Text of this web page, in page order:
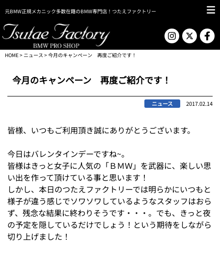
元BMW正規メカニック多数在籍のBMW専門店！つたえファクトリー
HOME> ニュース > 今月のキャンペーン 再度ご紹介です！
今月のキャンペーン 再度ご紹介です！
ニュース 2017.02.14
皆様、いつもご利用頂き誠にありがとうございます。
今日はバレンタインデーですね~。
皆様はきっと女子に人気の「ＢＭＷ」を武器に、楽しい思
い出を作って頂けている事と思います！
しかし、本日のつたえファクトリーでは明らかにいつもと
様子が違う感じでソワソワしているようなスタッフはおら
ず、残念な結果に終わりそうです・・・。でも、きっと夜
の予定を隠しているだけでしょう！という期待をしながら
切り上げました！